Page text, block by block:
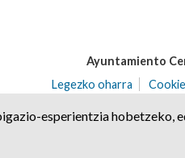
Ayuntamiento
Legezko oharra
esperientzia hobetzeko,